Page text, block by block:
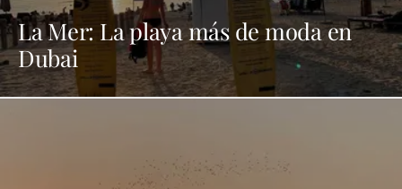
La Mer: La playa más de moda en
Dubai